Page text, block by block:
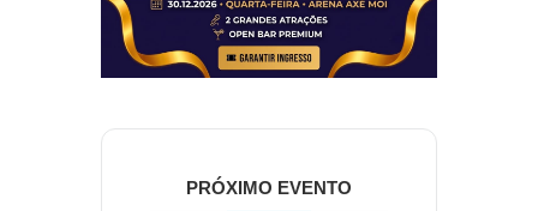
PRÓXIMO EVENTO